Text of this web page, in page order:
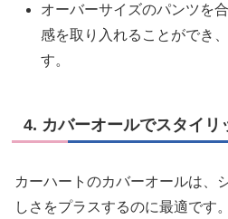
オーバーサイズのパンツを
感を取り入れることができ
す。
4. カバーオールでスタイリ
カーハートのカバーオールは、
しさをプラスするのに最適です